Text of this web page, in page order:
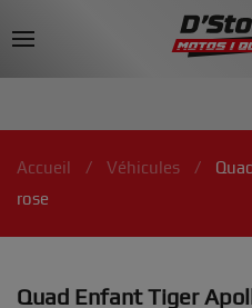
Accueil Véhicules
rose
Quad Enfant Tiger